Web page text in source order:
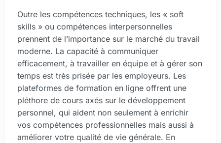
Outre les compétences techniques, les « soft
skills » ou compétences interpersonnelles
prennent de l’importance sur le marché du travail
moderne. La capacité à communiquer
efficacement, à travailler en équipe et à gérer son
temps est très prisée par les employeurs. Les
plateformes de formation en ligne offrent une
pléthore de cours axés sur le développement
personnel, qui aident non seulement à enrichir
vos compétences professionnelles mais aussi à
améliorer votre qualité de vie générale. En